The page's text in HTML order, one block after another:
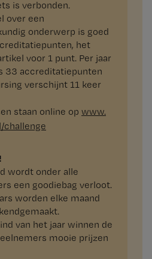
is verbonden.
over een
onderwerp is goed
het
voor 1 punt. Per jaar
33 accreditatiepunten
verschijnt 11 keer
staan online op www.​
​challenge
wordt onder alle
een goodiebag verloot.
worden elke maand
van het jaar winnen de
mooie prijzen